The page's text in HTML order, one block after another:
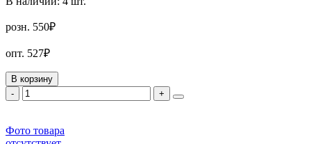
розн. 550₽
опт. 527₽
В корзину
-
+
Фото товара